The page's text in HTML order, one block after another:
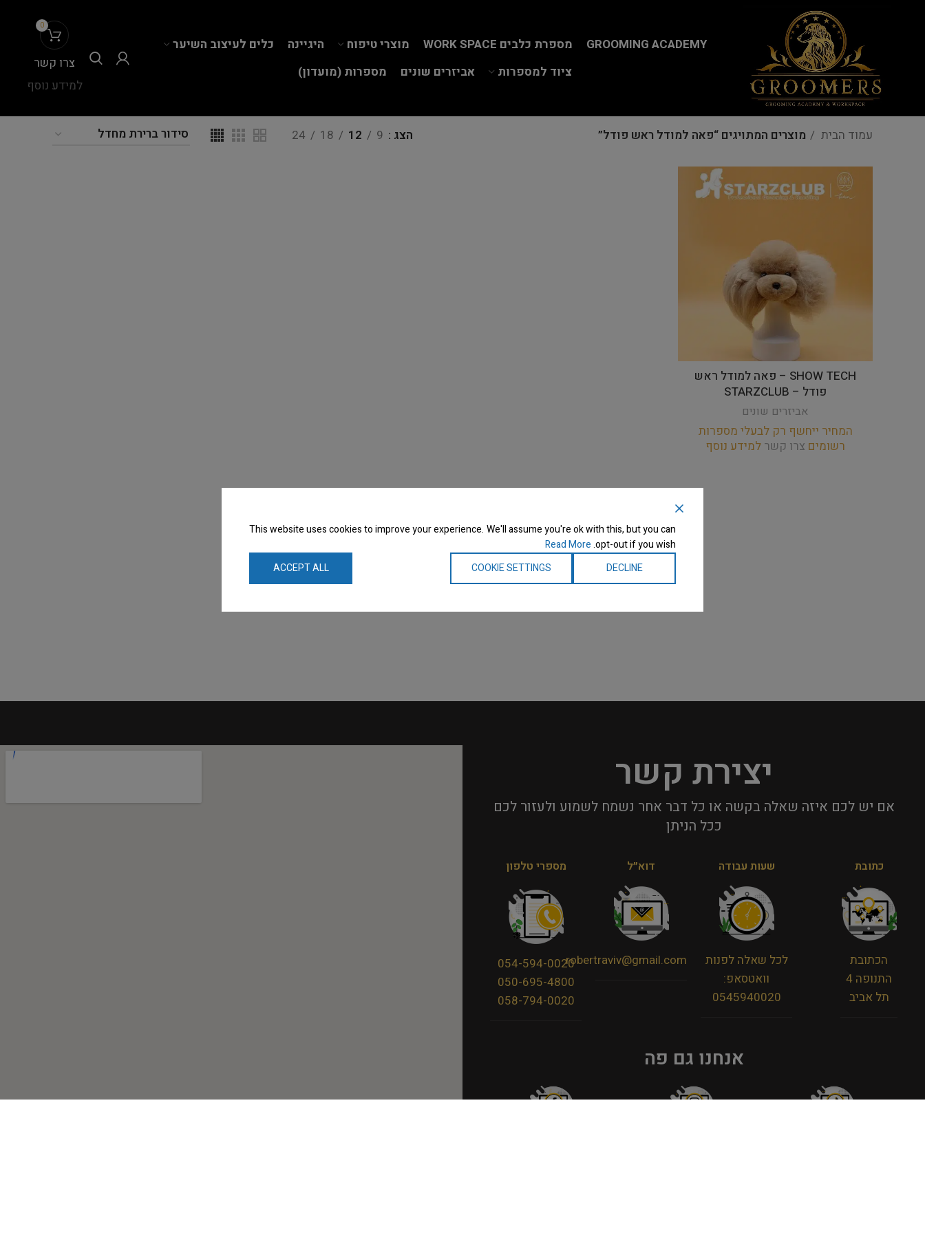
GROOMING ACADEMY מספרת כלבים WORK SPACE מוצרי טיפוח היגיינה
כלים לעיצוב השיער
ציוד למספרות
אביזרים שונים מספרות (מועדון)
0
צרו קשר
למידע נוסף
עמוד הבית מוצרים המתויגים “פאה למודל ראש פודל” הצג 9
12
18
24
SHOW TECH – פאה למודל ראש
פודל – STARZCLUB
אביזרים שונים
המחיר ייחשף רק לבעלי מספרות
רשומים צרו קשר למידע נוסף
יצירת קשר
אם יש לכם איזה שאלה בקשה או כל דבר אחר נשמח לשמוע ולעזור לכם
ככל הניתן​
כתובת
הכתובת
התנופה 4
תל אביב
שעות עבודה
לכל שאלה לפנות
וואטסאפ:
0545940020
דוא״ל
robertraviv@gmail.com
מספרי טלפון
054-594-0020
050-695-4800
058-794-0020
אנחנו גם פה
This website uses cookies to improve your experience. We'll assume you're ok with this, but you can
opt-out if you wish.
Read More
DECLINE
COOKIE SETTINGS
ACCEPT ALL